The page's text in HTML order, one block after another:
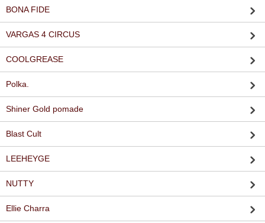
BONA FIDE
VARGAS 4 CIRCUS
COOLGREASE
Polka.
Shiner Gold pomade
Blast Cult
LEEHEYGE
NUTTY
Ellie Charra